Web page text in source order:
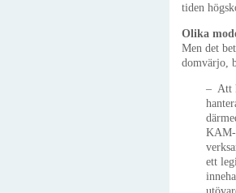
tiden
Olika
Men det
domvärjo,
– Att
KAM-
ett